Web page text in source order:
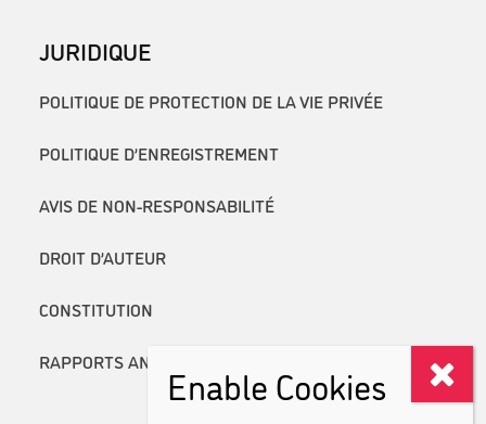
JURIDIQUE
POLITIQUE DE PROTECTION DE LA VIE PRIVÉE
POLITIQUE D’ENREGISTREMENT
AVIS DE NON-RESPONSABILITÉ
DROIT D’AUTEUR
CONSTITUTION
RAPPORTS ANNUELSEnable Cookies